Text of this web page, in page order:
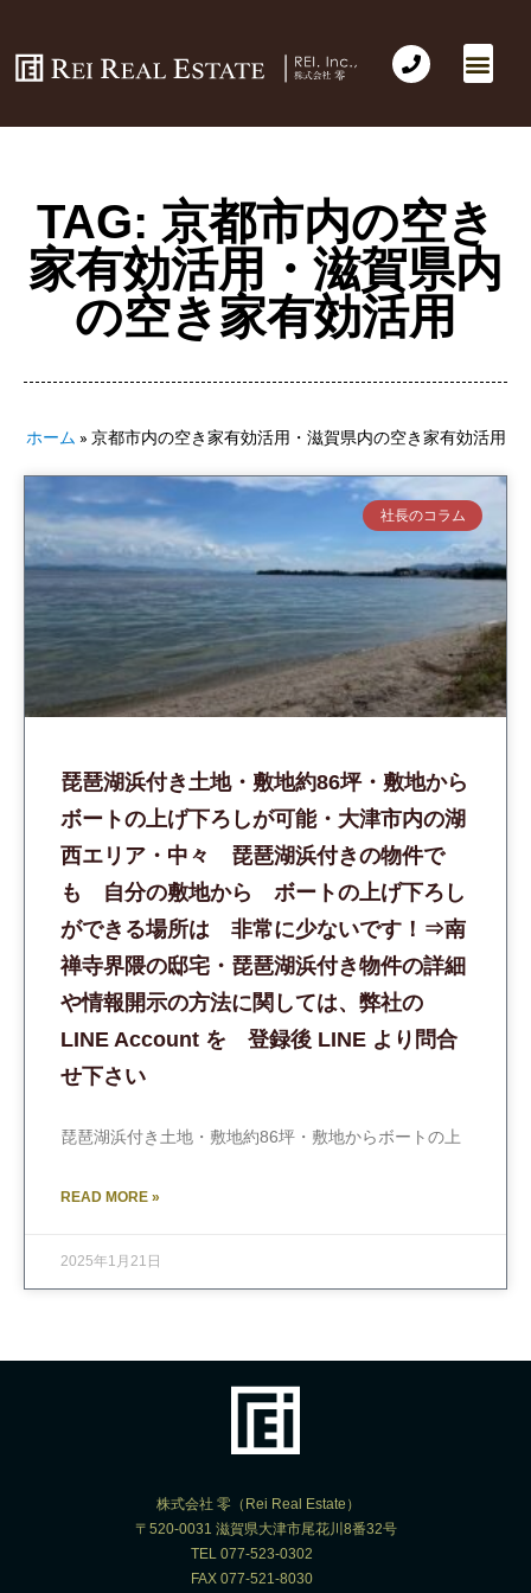
TAG: 京都市内の空き
家有効活用・滋賀県内
の空き家有効活用
ホーム » 京都市内の空き家有効活用・滋賀県内の空き家有効活用
社長のコラム
琵琶湖浜付き土地・敷地約86坪・敷地から
ボートの上げ下ろしが可能・大津市内の湖
西エリア・中々 琵琶湖浜付きの物件で
も 自分の敷地から ボートの上げ下ろし
ができる場所は 非常に少ないです！⇒南
禅寺界隈の邸宅・琵琶湖浜付き物件の詳細
や情報開示の方法に関しては、弊社の
LINE Account を 登録後 LINE より問合
せ下さい
琵琶湖浜付き土地・敷地約86坪・敷地からボートの上
READ MORE »
2025年1月21日
株式会社 零（Rei Real Estate）
〒520-0031 滋賀県大津市尾花川8番32号
TEL 077-523-0302
FAX 077-521-8030